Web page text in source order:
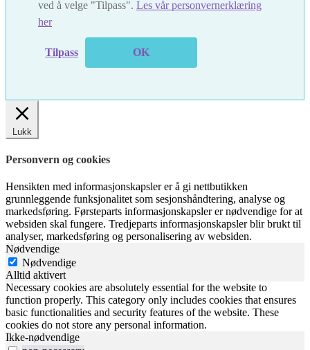
ved å velge "Tilpass". Les vår personvernerklæring
her
Tilpass OK
Lukk
Personvern og cookies
Hensikten med informasjonskapsler er å gi nettbutikken
grunnleggende funksjonalitet som sesjonshåndtering, analyse og
markedsføring. Førsteparts informasjonskapsler er nødvendige for at
websiden skal fungere. Tredjeparts informasjonskapsler blir brukt til
analyser, markedsføring og personalisering av websiden.
Nødvendige
Nødvendige
Alltid aktivert
Necessary cookies are absolutely essential for the website to
function properly. This category only includes cookies that ensures
basic functionalities and security features of the website. These
cookies do not store any personal information.
Ikke-nødvendige